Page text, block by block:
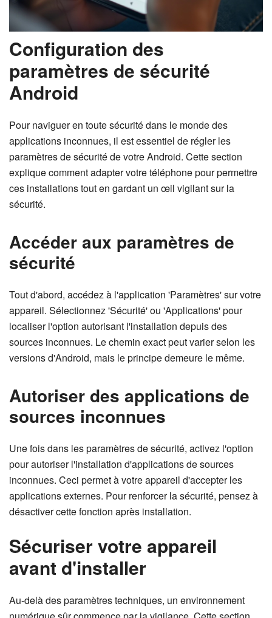
Configuration des
paramètres de sécurité
Android
Pour naviguer en toute sécurité dans le monde des
applications inconnues, il est essentiel de régler les
paramètres de sécurité de votre Android. Cette section
explique comment adapter votre téléphone pour permettre
ces installations tout en gardant un œil vigilant sur la
sécurité.
Accéder aux paramètres de
sécurité
Tout d'abord, accédez à l'application 'Paramètres' sur votre
appareil. Sélectionnez 'Sécurité' ou 'Applications' pour
localiser l'option autorisant l'installation depuis des
sources inconnues. Le chemin exact peut varier selon les
versions d'Android, mais le principe demeure le même.
Autoriser des applications de
sources inconnues
Une fois dans les paramètres de sécurité, activez l'option
pour autoriser l'installation d'applications de sources
inconnues. Ceci permet à votre appareil d'accepter les
applications externes. Pour renforcer la sécurité, pensez à
désactiver cette fonction après installation.
Sécuriser votre appareil
avant d'installer
Au-delà des paramètres techniques, un environnement